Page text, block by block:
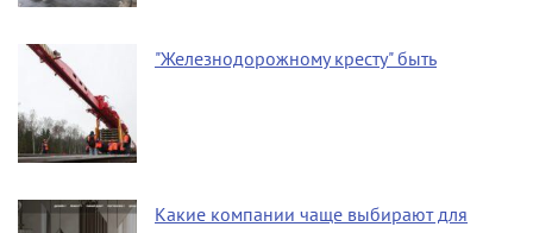
"Железнодорожному кресту" быть
Какие компании чаще выбирают для